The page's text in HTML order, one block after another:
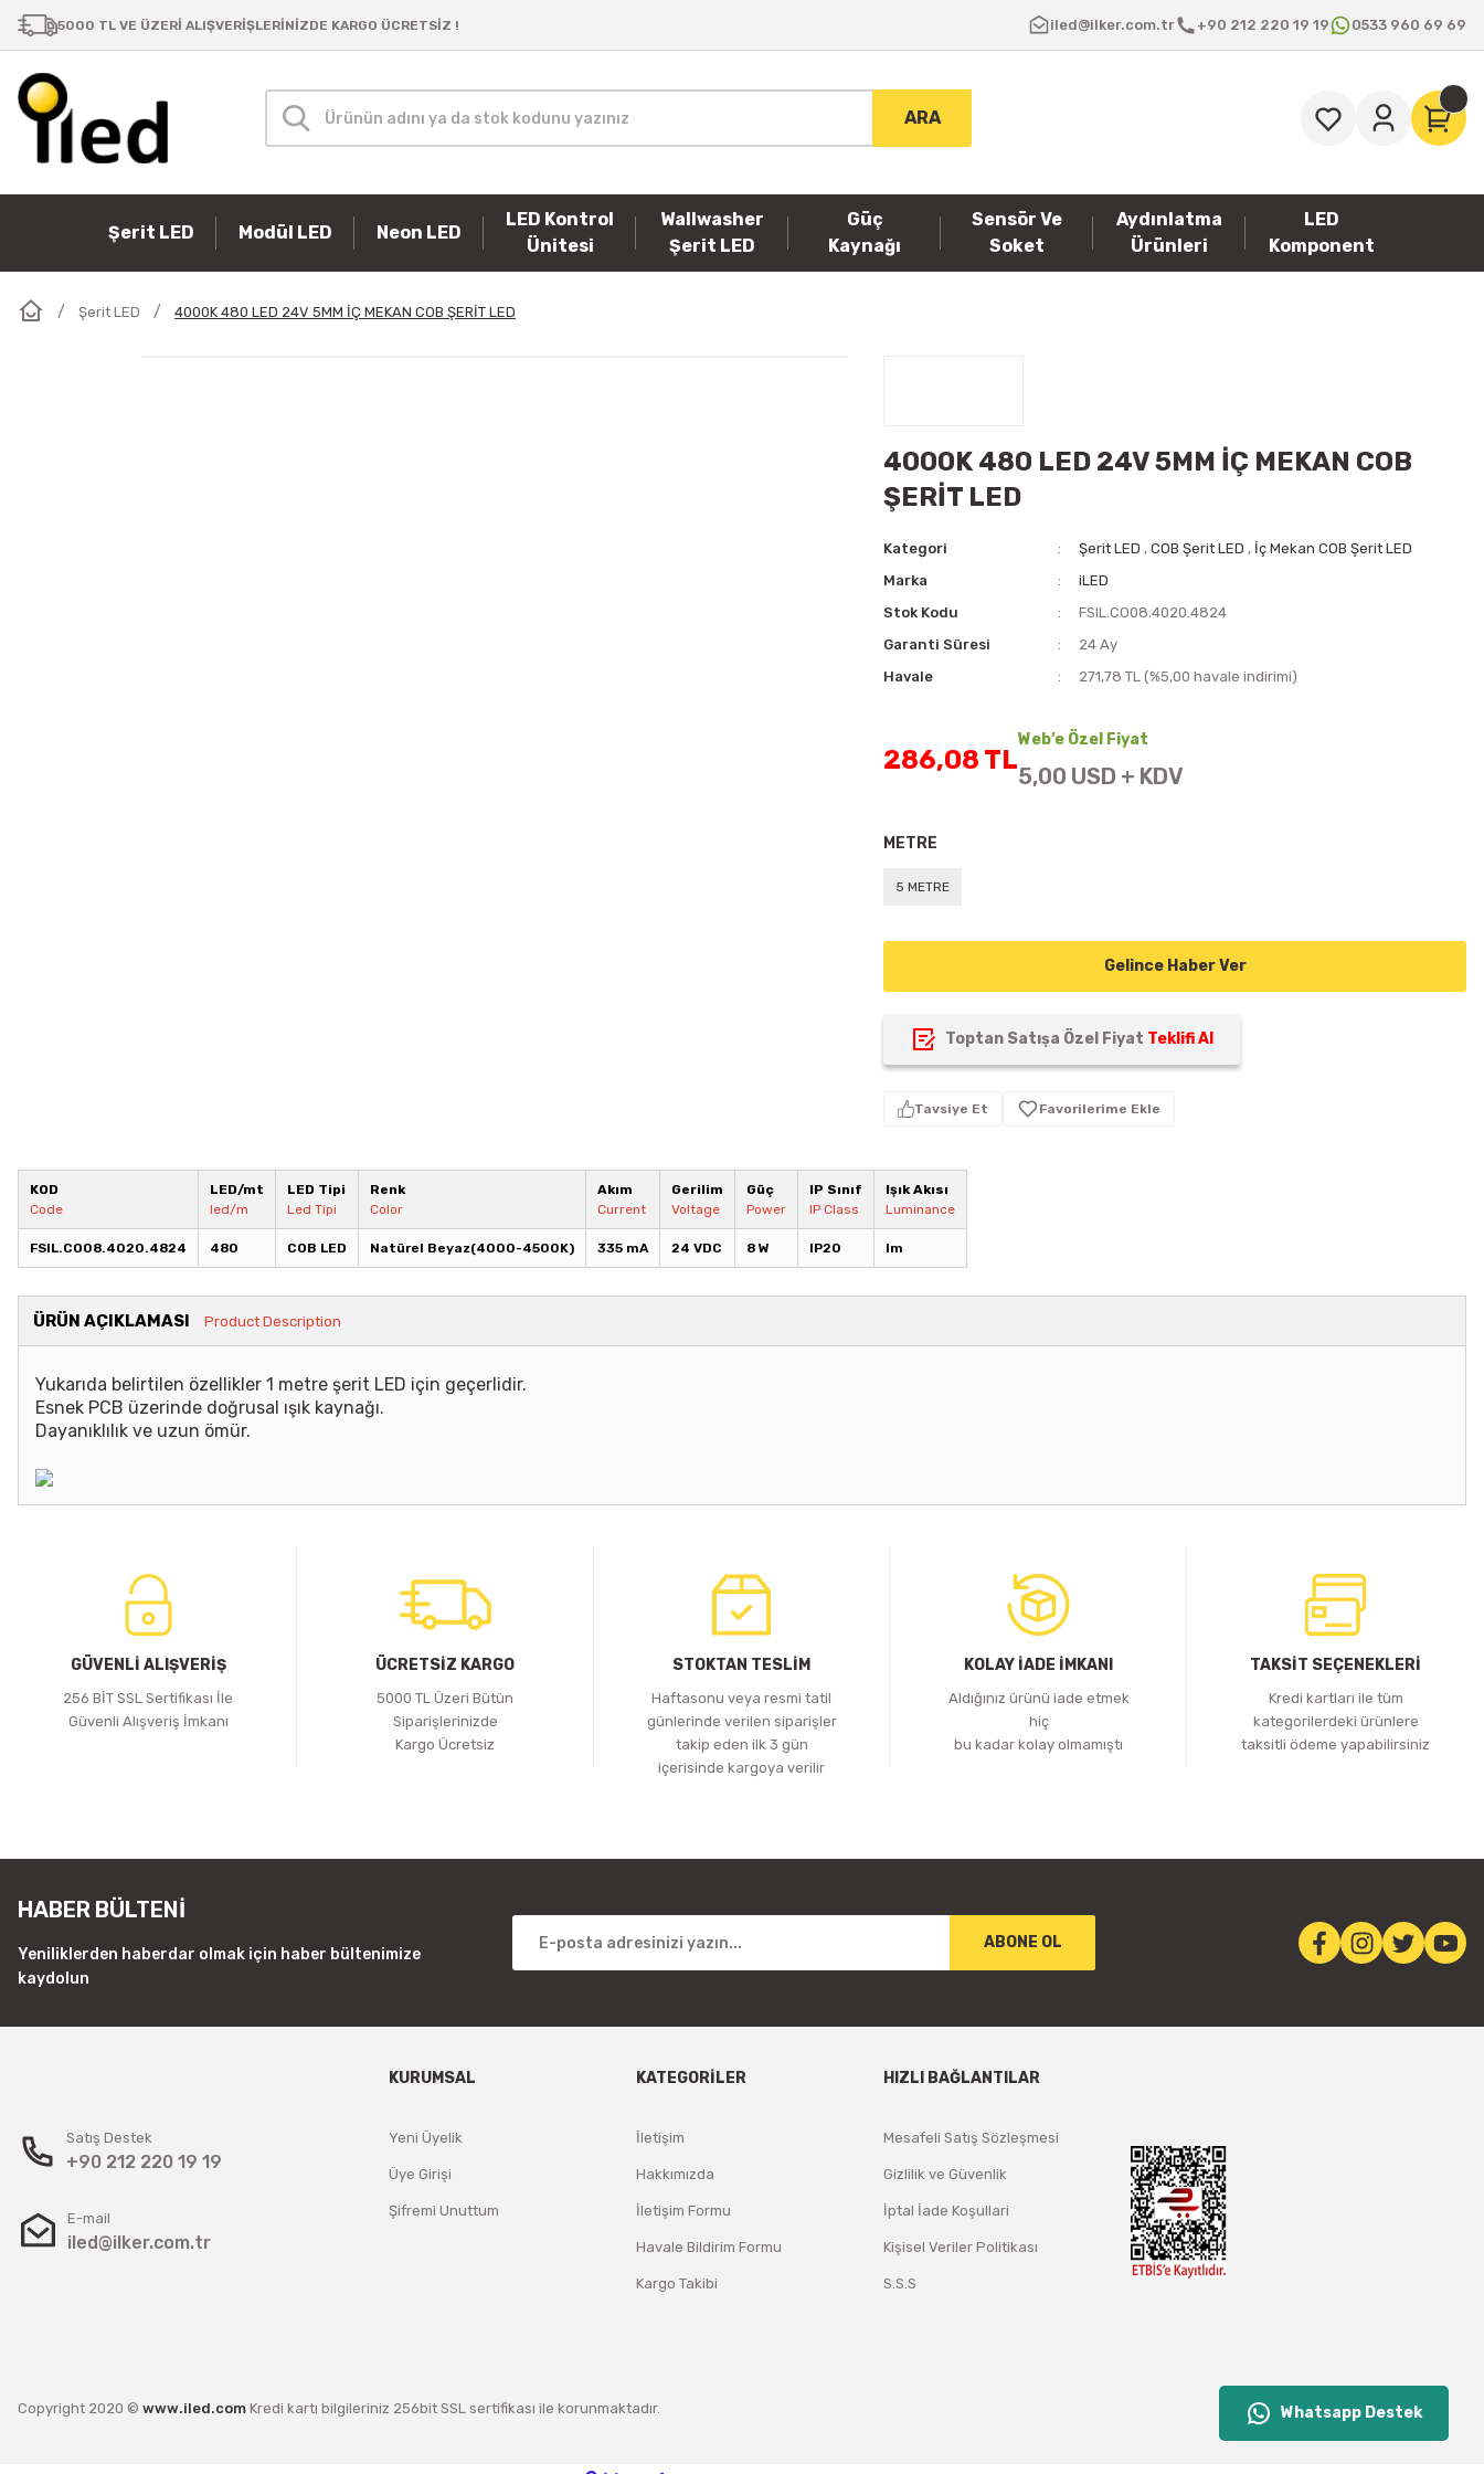
5000 TL VE ÜZERİ ALIŞVERİŞLERİNİZDE KARGO ÜCRETSİZ ! iled@ilker.com.tr +90 212 220 19 19 0533 960 69 69
ARA
Şerit LED Modül LED Neon LED
LED Kontrol
Ünitesi
Wallwasher
Şerit LED
Güç
Kaynağı
Sensör Ve
Soket
Aydınlatma
Ürünleri
LED
Komponent
Şerit LED 4000K 480 LED 24V 5MM İÇ MEKAN COB ŞERİT LED
4000K 480 LED 24V 5MM İÇ MEKAN COB
ŞERİT LED
Kategori Şerit LED ,COB Şerit LED , İç Mekan COB Şerit LED
Marka
iLED
Stok Kodu
FSIL.CO08.4020.4824
Garanti Süresi
24 Ay
Havale
271,78 TL (%5,00 havale indirimi)
286,08 TL
Web’e Özel Fiyat
5,00 USD + KDV
METRE
5 METRE
Gelince Haber Ver
Toptan Satışa Özel Fiyat Teklifi Al
Tavsiye Et
KOD
Code
LED/mt
led/m
LED Tipi
Led Tipi
Renk
Color
Akım
Current
Gerilim
Voltage
Güç
Power
IP Sınıf
IP Class
Işık Akısı
Luminance
FSIL.CO08.4020.4824 480 COB LED Natürel Beyaz(4000-4500K) 335 mA 24 VDC 8 W IP20 lm
ÜRÜN AÇIKLAMASI Product Description
Yukarıda belirtilen özellikler 1 metre şerit LED için geçerlidir.
Esnek PCB üzerinde doğrusal ışık kaynağı.
Dayanıklılık ve uzun ömür.
GÜVENLİ ALIŞVERİŞ
256 BİT SSL Sertifikası İle
Güvenli Alışveriş İmkanı
ÜCRETSİZ KARGO
5000 TL Üzeri Bütün
Siparişlerinizde
Kargo Ücretsiz
STOKTAN TESLİM
Haftasonu veya resmi tatil
günlerinde verilen siparişler
takip eden ilk 3 gün
içerisinde kargoya verilir
KOLAY İADE İMKANI
Aldığınız ürünü iade etmek
hiç
bu kadar kolay olmamıştı
TAKSİT SEÇENEKLERİ
Kredi kartları ile tüm
kategorilerdeki ürünlere
taksitli ödeme yapabilirsiniz
HABER BÜLTENİ
Yeniliklerden haberdar olmak için haber bültenimize
kaydolun
ABONE OL
Satış Destek
+90 212 220 19 19
E-mail
iled@ilker.com.tr
KURUMSAL
Yeni Üyelik
Üye Girişi
Şifremi Unuttum
KATEGORİLER
İletişim
Hakkımızda
İletişim Formu
Havale Bildirim Formu
Kargo Takibi
HIZLI BAĞLANTILAR
Mesafeli Satış Sözleşmesi
Gizlilik ve Güvenlik
İptal İade Koşullari
Kişisel Veriler Politikası
S.S.S
Copyright 2020 © www.iled.com Kredi kartı bilgileriniz 256bit SSL sertifikası ile korunmaktadır. Whatsapp Destek